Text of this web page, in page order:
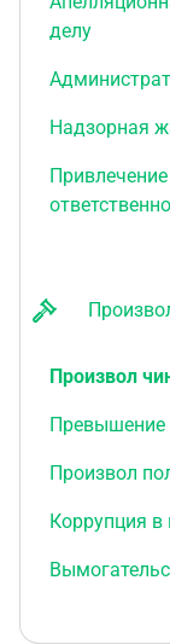
делу
Надзорная
Произвол
Превышение
Произвол
Коррупция в